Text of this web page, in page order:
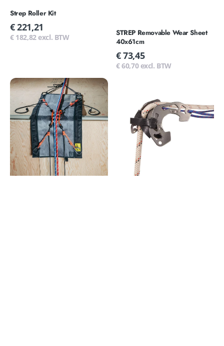
Strep Roller Kit
Normale
prijs
€ 221,21
€ 182,82 excl. BTW
STREP Removable Wear Sheet
40x61cm
Normale
prijs
€ 73,45
€ 60,70 excl. BTW
STREP
Modulair
Edge
Mat
40x61cm
protector